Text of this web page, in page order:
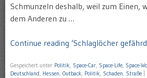
Schmunzeln deshalb, weil zum Einen,
dem Anderen zu …
Continue reading ‘Schlaglöcher
Gespeichert unter Politik, Space-Car, Space-Life, Space-
Deutschland, Hessen, Outback, Politik, Schaden, Straße